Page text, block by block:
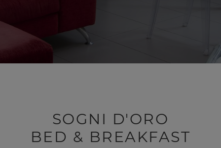
SOGNI D'ORO
BED & BREAKFAST